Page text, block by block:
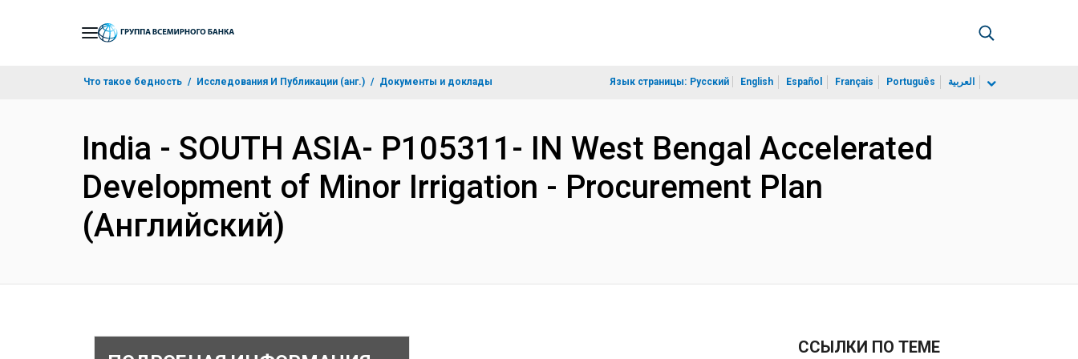
Что такое бедность Исследования И Публикации (анг.) Документы и доклады Язык страницы: Русский English Español Français Português العربية
India - SOUTH ASIA- P105311- IN West Bengal Accelerated
Development of Minor Irrigation - Procurement Plan
(Английский)
ССЫЛКИ ПО ТЕМЕ